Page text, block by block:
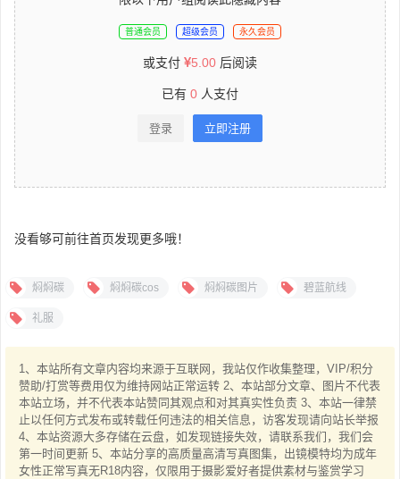
普通会员 超级会员 永久会员
或支付 5.00 后阅读
已有 0 人支付
登录 立即注册
没看够可前往首页发现更多哦！
焖焖碳 焖焖碳cos 焖焖碳图片 碧蓝航线
礼服
1、本站所有文章内容均来源于互联网，我站仅作收集整理，VIP/积分
赞助/打赏等费用仅为维持网站正常运转 2、本站部分文章、图片不代表
本站立场，并不代表本站赞同其观点和对其真实性负责 3、本站一律禁
止以任何方式发布或转载任何违法的相关信息，访客发现请向站长举报
4、本站资源大多存储在云盘，如发现链接失效，请联系我们，我们会
第一时间更新 5、本站分享的高质量高清写真图集，出镜模特均为成年
女性正常写真无R18内容，仅限用于摄影爱好者提供素材与鉴赏学习